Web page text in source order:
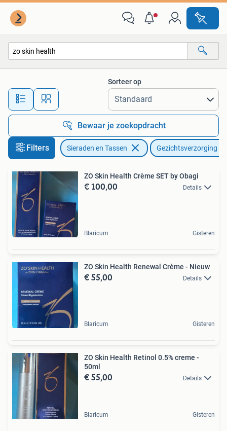
Alle afstanden…
Sorteer op
Bewaar je zoekopdracht
Filters Sieraden en Tassen Gezichtsverzorging
ZO Skin Health Crème SET by Obagi
€ 100,00 Details
Blaricum Gisteren
ZO Skin Health Renewal Crème - Nieuw
€ 55,00 Details
Blaricum Gisteren
ZO Skin Health Retinol 0.5% creme -
50ml
€ 55,00 Details
Blaricum Gisteren